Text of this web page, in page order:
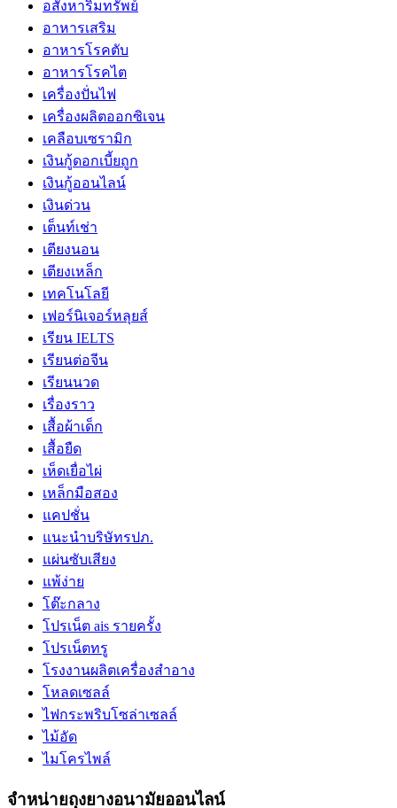
อสังหาริมทรัพย์
อาหารเสริม
อาหารโรคตับ
อาหารโรคไต
เครื่องปั่นไฟ
เครื่องผลิตออกซิเจน
เคลือบเซรามิก
เงินกู้ดอกเบี้ยถูก
เงินกู้ออนไลน์
เงินด่วน
เต็นท์เช่า
เตียงนอน
เตียงเหล็ก
เทคโนโลยี
เฟอร์นิเจอร์หลุยส์
เรียน IELTS
เรียนต่อจีน
เรียนนวด
เรื่องราว
เสื้อผ้าเด็ก
เสื้อยืด
เห็ดเยื่อไผ่
เหล็กมือสอง
แคปชั่น
แนะนำบริษัทรปภ.
แผ่นซับเสียง
แพ้ง่าย
โต๊ะกลาง
โปรเน็ต ais รายครั้ง
โปรเน็ตทรู
โรงงานผลิตเครื่องสำอาง
โหลดเซลล์
ไฟกระพริบโซล่าเซลล์
ไม้อัด
ไมโครไพล์
จำหน่ายถุงยางอนามัยออนไลน์